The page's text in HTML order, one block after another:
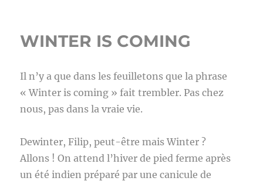
WINTER IS COMING
Il n’y a que dans les feuilletons que la phrase
« Winter is coming » fait trembler. Pas chez
nous, pas dans la vraie vie.
Dewinter, Filip, peut-être mais Winter ?
Allons ! On attend l’hiver de pied ferme après
un été indien préparé par une canicule de